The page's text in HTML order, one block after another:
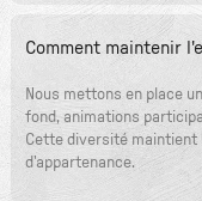
Comment maintenir
Nous mettons en place
fond, animations
Cette diversité
d'appartenance.